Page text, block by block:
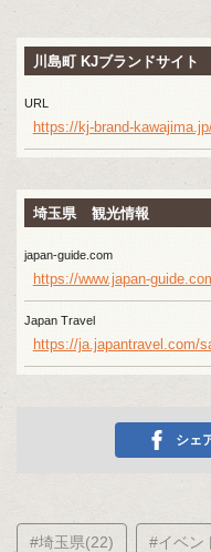
川島町 KJブランドサイト
URL
https://kj-brand-
埼玉県 観光情報
japan-guide.com
https://www.japan-
Japan Travel
https://ja.japantravel.com/
シェ
#埼玉県(22) #イベン